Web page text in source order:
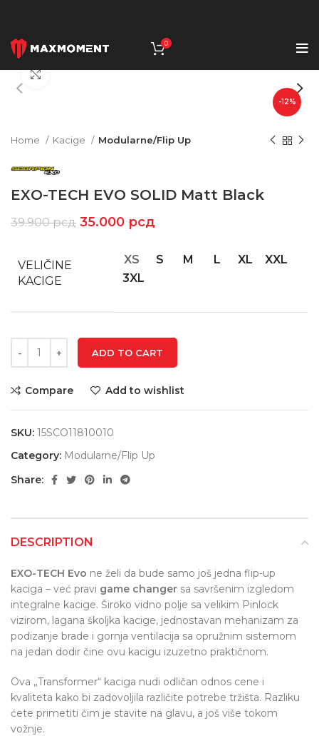
0
-12%
Home Kacige Modularne/Flip Up
EXO-TECH EVO SOLID Matt Black
39.900рсд 35.000 рсд
VELIČINE
KACIGE
XS S M L XL
XXL
3XL
ADD TO CART
Compare Add to wishlist
SKU: 15SCO11810010
Category: Modularne/Flip Up
Share:
DESCRIPTION
EXO-TECH Evo ne želi da bude samo još jedna flip-up
kaciga – već pravi game changer sa savršenim izgledom
integralne kacige. Široko vidno polje sa velikim Pinlock
vizirom, lagana školjka kacige, jednostavan mehanizam za
podizanje brade i gornja ventilacija sa opružnim sistemom
na jedan dodir čine ovu kacigu izuzetno praktičnom.
Ova „Transformer“ kaciga nudi odličan odnos cene i
kvaliteta kako bi zadovoljila različite potrebe tržišta. Razliku
ćete primetiti čim je stavite na glavu, a još više tokom
vožnje.